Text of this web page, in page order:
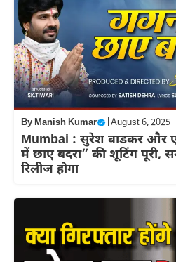
ByManish Kumar August 6, 2025
Mumbai : सुरेश वाडकर और
में छाए बदरा” की शूटिंग पूरी,
रिलीज होगा